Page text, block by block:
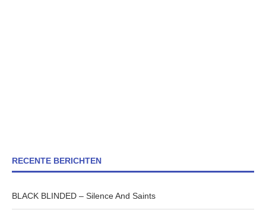
RECENTE BERICHTEN
BLACK BLINDED – Silence And Saints